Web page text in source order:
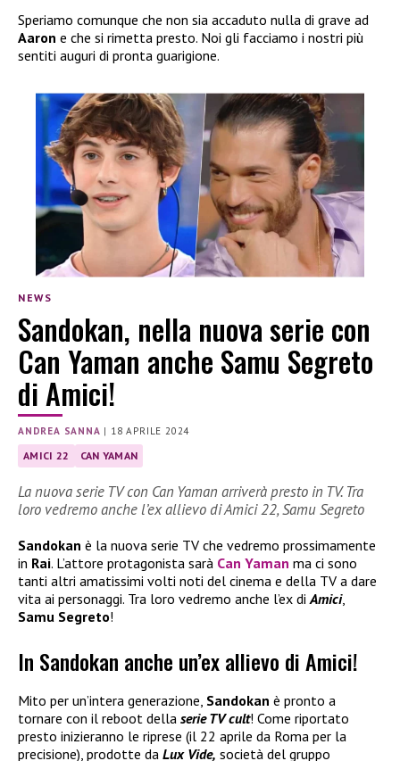
Speriamo comunque che non sia accaduto nulla di grave ad
Aaron e che si rimetta presto. Noi gli facciamo i nostri più
sentiti auguri di pronta guarigione.
NEWS
Sandokan, nella nuova serie con
Can Yaman anche Samu Segreto
di Amici!
ANDREA SANNA | 18 APRILE 2024
AMICI 22 CAN YAMAN
La nuova serie TV con Can Yaman arriverà presto in TV. Tra
loro vedremo anche l’ex allievo di Amici 22, Samu Segreto
Sandokan è la nuova serie TV che vedremo prossimamente
in Rai. L’attore protagonista sarà Can Yaman ma ci sono
tanti altri amatissimi volti noti del cinema e della TV a dare
vita ai personaggi. Tra loro vedremo anche l’ex di Amici,
Samu Segreto!
In Sandokan anche un’ex allievo di Amici!
Mito per un’intera generazione, Sandokan è pronto a
tornare con il reboot della serie TV cult! Come riportato
presto inizieranno le riprese (il 22 aprile da Roma per la
precisione), prodotte da Lux Vide, società del gruppo